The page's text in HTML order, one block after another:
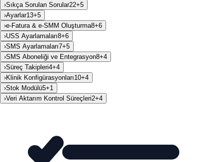
›Sıkça Sorulan Sorular22+5
›Ayarlar13+5
›e-Fatura & e-SMM Oluşturma8+6
›USS Ayarlamaları8+6
›SMS Ayarlamaları7+5
›SMS Aboneliği ve Entegrasyon8+4
›Süreç Takipleri4+4
›Klinik Konfigürasyonları10+4
›Stok Modülü5+1
›Veri Aktarım Kontrol Süreçleri2+4